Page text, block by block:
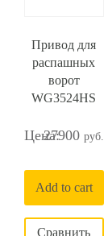
Привод для
распашных
ворот
WG3524HS
27900
Add to cart